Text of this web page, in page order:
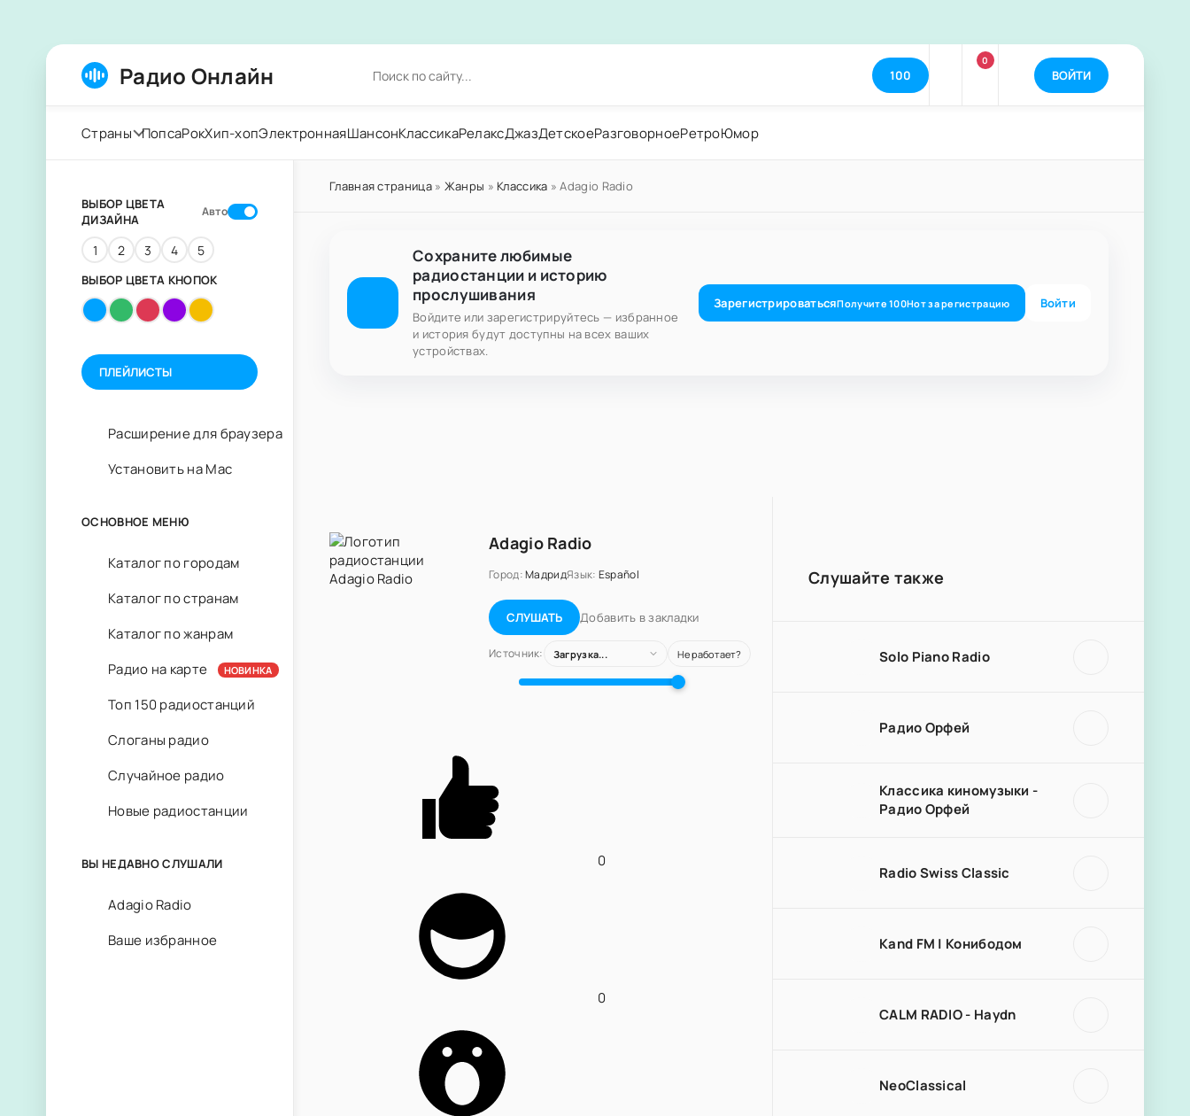
Радио Онлайн 100
0
ВОЙТИ
Страны ПопсаРокХип-хопЭлектроннаяШансонКлассикаРелаксДжазДетскоеРазговорноеРетроЮмор
Главная страница» Жанры » Классика » Adagio Radio
Сохраните любимые
радиостанции и историю
прослушивания
Войдите или зарегистрируйтесь — избранное
и история будут доступны на всех ваших
устройствах.
ЗарегистрироватьсяПолучите100Нотза регистрацию Войти
Adagio Radio
Город:МадридЯзык: Español
СЛУШАТЬ Добавить в закладки
Источник: Загрузка... Не работает?
0
0
Слушайте также
Solo Piano Radio
Радио Орфей
Классика киномузыки -
Радио Орфей
Radio Swiss Classic
Kand FM | Конибодом
CALM RADIO - Haydn
NeoClassical
ВЫБОР ЦВЕТА
ДИЗАЙНА
Авто
1 2 3 4 5
ВЫБОР ЦВЕТА КНОПОК
ПЛЕЙЛИСТЫ
Расширение для браузера
Установить на Mac
ОСНОВНОЕ МЕНЮ
Каталог по городам
Каталог по странам
Каталог по жанрам
Радио на карте
НОВИНКА
Топ 150 радиостанций
Слоганы радио
Случайное радио
Новые радиостанции
ВЫ НЕДАВНО СЛУШАЛИ
Adagio Radio
Ваше избранное